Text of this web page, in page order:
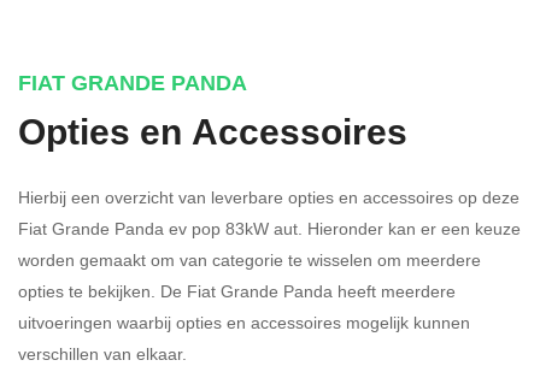
FIAT GRANDE PANDA
Opties en Accessoires
Hierbij een overzicht van leverbare opties en accessoires op deze
Fiat Grande Panda ev pop 83kW aut. Hieronder kan er een keuze
worden gemaakt om van categorie te wisselen om meerdere
opties te bekijken. De Fiat Grande Panda heeft meerdere
uitvoeringen waarbij opties en accessoires mogelijk kunnen
verschillen van elkaar.